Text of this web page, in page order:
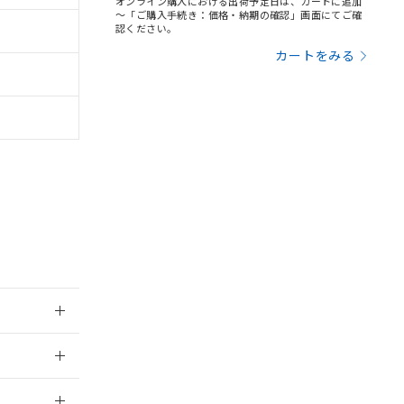
～「ご購入手続き：価格・納期の確認」画面にてご確
認ください。
カートをみる
ありません。
です。
ず変更すること